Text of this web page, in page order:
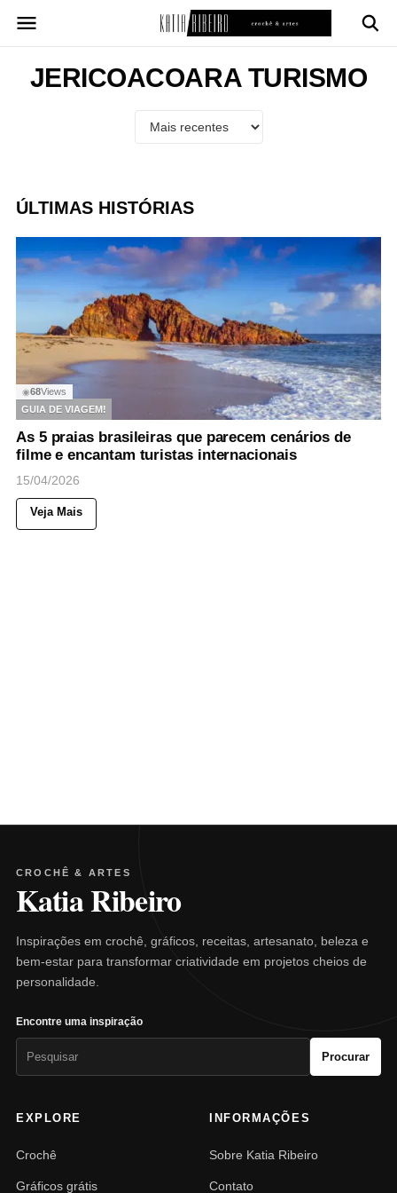
para
conteúdoJERICOACOARA TURISMO
ÚLTIMAS HISTÓRIAS
◉68Views
GUIA DE VIAGEM!
As 5 praias brasileiras que parecem cenários de
filme e encantam turistas internacionais
15/04/2026
Veja Mais
CROCHÊ & ARTES
Katia Ribeiro
Inspirações em crochê, gráficos, receitas, artesanato, beleza e
bem-estar para transformar criatividade em projetos cheios de
personalidade.
Encontre uma inspiração
Procurar
EXPLORE
Crochê
Gráficos grátis
INFORMAÇÕES
Sobre Katia Ribeiro
Contato